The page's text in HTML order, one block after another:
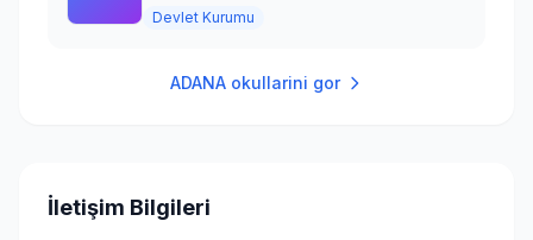
Devlet Kurumu
ADANAokullarini gor
İletişim Bilgileri